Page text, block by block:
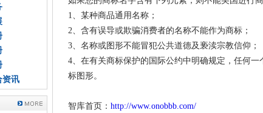
资讯
1、某种商品通用名称；
2、含有误导或欺骗消费者的名称不能作为商标；
3、名称或图形不能冒犯公共道德及亵渎宗教信仰；
4、在有关商标保护的国际公约中明确规定，任何
标图形。
智库首页： http://www.onobbb.com/